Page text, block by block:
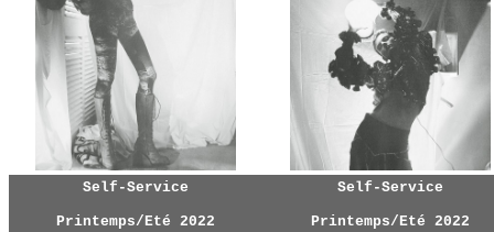
Self-Service
Printemps/Eté 2022
Self-Service
Printemps/Eté 2022